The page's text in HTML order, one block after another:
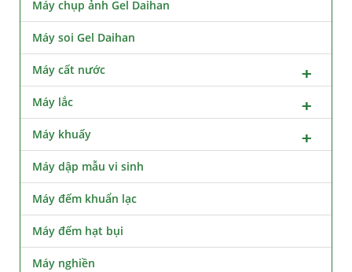
Máy chụp ảnh Gel Daihan
Máy soi Gel Daihan
Máy cất nước
Máy lắc
Máy khuấy
Máy dập mẫu vi sinh
Máy đếm khuẩn lạc
Máy đếm hạt bụi
Máy nghiền